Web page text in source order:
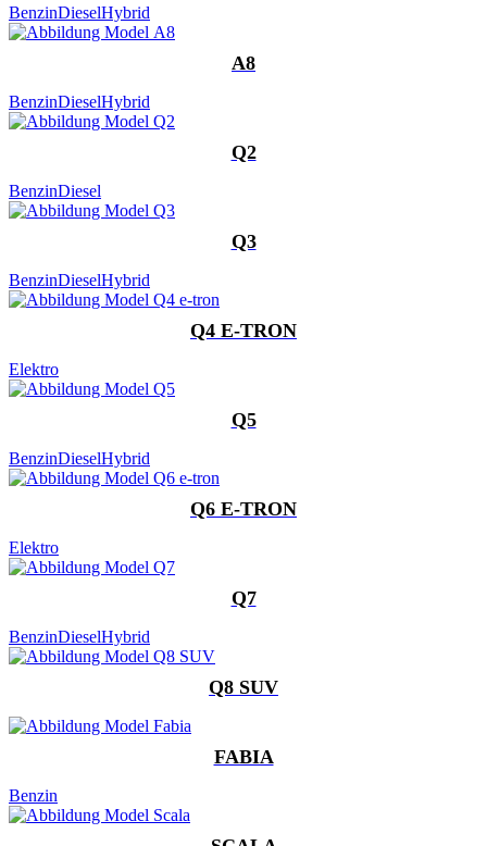
BenzinDieselHybrid
A8
BenzinDieselHybrid
Q2
BenzinDiesel
Q3
BenzinDieselHybrid
Q4 E-TRON
Elektro
Q5
BenzinDieselHybrid
Q6 E-TRON
Elektro
Q7
BenzinDieselHybrid
Q8 SUV
FABIA
Benzin